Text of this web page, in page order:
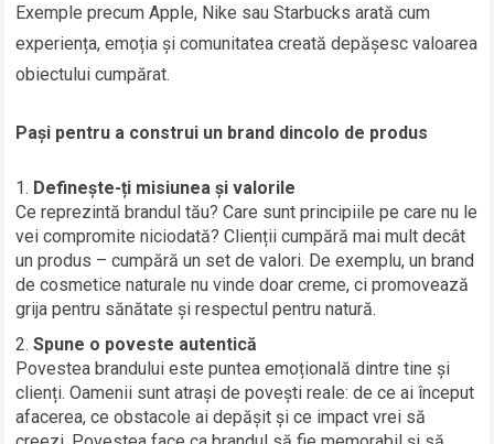
Exemple precum Apple, Nike sau Starbucks arată cum
experiența, emoția și comunitatea creată depășesc valoarea
obiectului cumpărat.
Pași pentru a construi un brand dincolo de produs
Definește-ți misiunea și valorile
Ce reprezintă brandul tău? Care sunt principiile pe care nu le
vei compromite niciodată? Clienții cumpără mai mult decât
un produs – cumpără un set de valori. De exemplu, un brand
de cosmetice naturale nu vinde doar creme, ci promovează
grija pentru sănătate și respectul pentru natură.
Spune o poveste autentică
Povestea brandului este puntea emoțională dintre tine și
clienți. Oamenii sunt atrași de povești reale: de ce ai început
afacerea, ce obstacole ai depășit și ce impact vrei să